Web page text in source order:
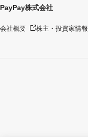
PayPay株式会社
会社概要 株主・投資家情報